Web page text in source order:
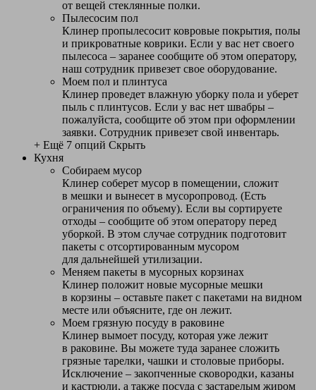
от вещей стеклянные полки.
Пылесосим пол
Клинер пропылесосит ковровые покрытия, полы
и прикроватные коврики. Если у вас нет своего
пылесоса – заранее сообщите об этом оператору,
наш сотрудник привезет свое оборудование.
Моем пол и плинтуса
Клинер проведет влажную уборку пола и уберет
пыль с плинтусов. Если у вас нет швабры –
пожалуйста, сообщите об этом при оформлении
заявки. Сотрудник привезет свой инвентарь.
+ Ещё 7 опций Скрыть
Кухня
Собираем мусор
Клинер соберет мусор в помещении, сложит
в мешки и вынесет в мусоропровод. (Есть
ограничения по объему). Если вы сортируете
отходы – сообщите об этом оператору перед
уборкой. В этом случае сотрудник подготовит
пакеты с отсортированным мусором
для дальнейшей утилизации.
Меняем пакеты в мусорных корзинах
Клинер положит новые мусорные мешки
в корзины – оставьте пакет с пакетами на видном
месте или объясните, где он лежит.
Моем грязную посуду в раковине
Клинер вымоет посуду, которая уже лежит
в раковине. Вы можете туда заранее сложить
грязные тарелки, чашки и столовые приборы.
Исключение – закопченные сковородки, казаны
и кастрюли, а также посуда с застарелым жиром